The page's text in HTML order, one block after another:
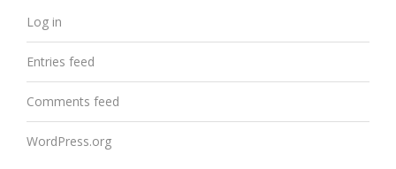
Log in
Entries feed
Comments feed
WordPress.org